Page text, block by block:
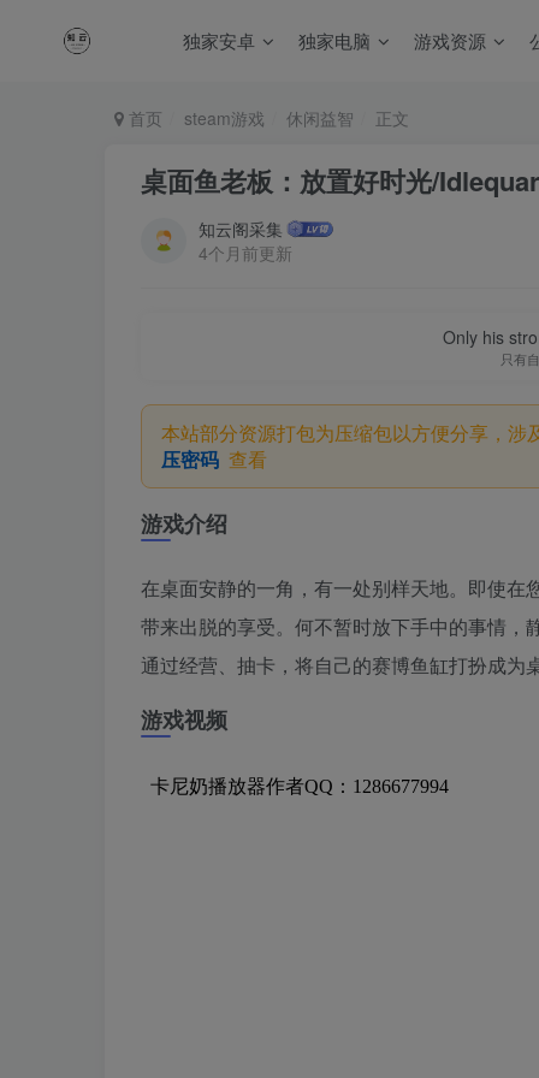
独家安卓 独家电脑 游戏资源
首页 steam游戏 休闲益智 正文
桌面鱼老板：放置好时光/
知云阁采集
4个月前更新
Only his
只有
本站部分资源打包为压缩包以方便分享，
压密码 查看
游戏介绍
在桌面安静的一角，有一处别样天地。即使
带来出脱的享受。何不暂时放下手中的事情
通过经营、抽卡，将自己的赛博鱼缸打扮成为
游戏视频